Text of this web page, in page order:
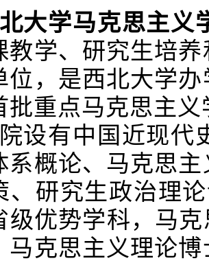
大学马克思主义
教学、研究生培
位，是西北大学
批重点马克思主义
有中国近现代
系概论、马克思
、研究生政治理
级优势学科，马
马克思主义理论